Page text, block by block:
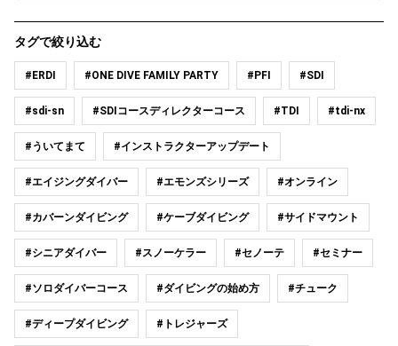
タグで絞り込む
#ERDI #ONE DIVE FAMILY PARTY #PFI #SDI
#sdi-sn #SDIコースディレクターコース #TDI #tdi-nx
#ういてまて #インストラクターアップデート
#エイジングダイバー #エモンズシリーズ #オンライン
#カバーンダイビング #ケーブダイビング #サイドマウント
#シニアダイバー #スノーケラー #セノーテ #セミナー
#ソロダイバーコース #ダイビングの始め方 #チューク
#ディープダイビング #トレジャーズ